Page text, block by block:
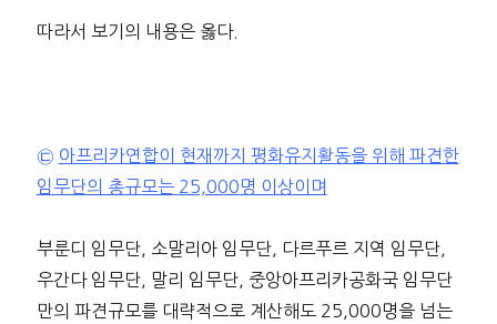
따라서 보기의 내용은 옳다.
㉢ 아프리카연합이 현재까지 평화유지활동을 위해 파견한
임무단의 총규모는 25,000명 이상이며
부룬디 임무단, 소말리아 임무단, 다르푸르 지역 임무단,
우간다 임무단, 말리 임무단, 중앙아프리카공화국 임무단
만의 파견규모를 대략적으로 계산해도 25,000명을 넘는